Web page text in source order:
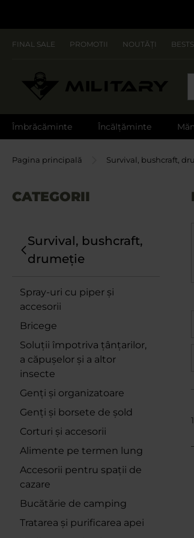
FINAL SALE PROMOTII NOUTĂȚI
Îmbrăcăminte Încălțăminte
Pagina principală Survival, bushcraft,
CATEGORII
Survival, bushcraft,
drumeție
Spray-uri cu piper și
accesorii
Bricege
Soluții împotriva țânțarilor,
a căpușelor și a altor
insecte
Genți și organizatoare
Genți și borsete de șold
Corturi și accesorii
Alimente pe termen lung
Accesorii pentru spații de
cazare
Bucătărie de camping
Tratarea și purificarea apei